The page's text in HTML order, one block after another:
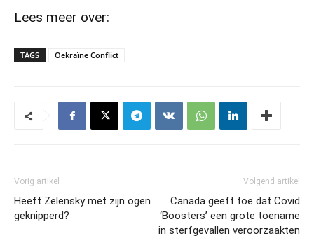
Lees meer over:
TAGS Oekraïne Conflict
Vorig artikel
Heeft Zelensky met zijn ogen
geknipperd?
Volgend artikel
Canada geeft toe dat Covid
‘Boosters’ een grote toename
in sterfgevallen veroorzaakten